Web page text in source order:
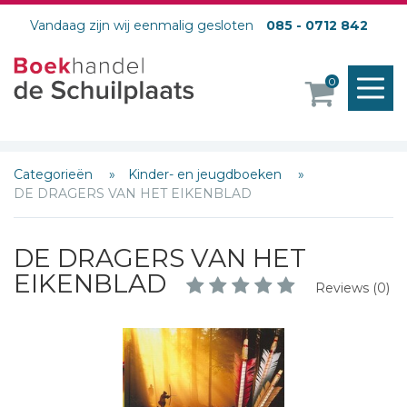
Vandaag zijn wij eenmalig gesloten 085 - 0712 842
0
Categorieën
Kinder- en jeugdboeken
DE DRAGERS VAN HET EIKENBLAD
DE DRAGERS VAN HET
EIKENBLAD
Reviews (0)